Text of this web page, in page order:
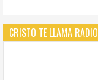
CRISTO TE LLAMA RADIO